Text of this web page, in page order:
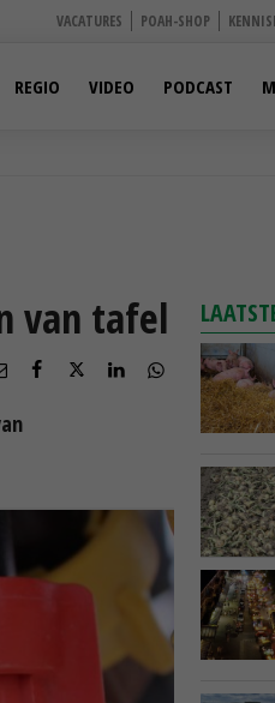
VACATURES POAH-SHOP
REGIO VIDEO PODCAST
van tafel